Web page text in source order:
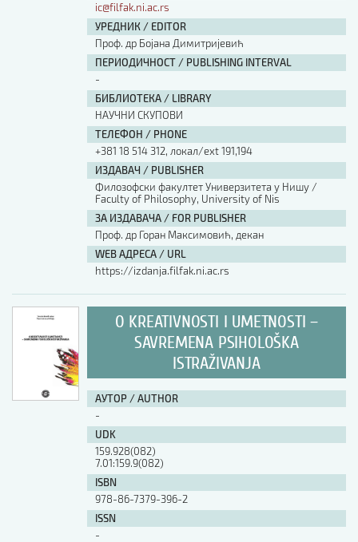
ПРЕТРАГА ИЗДАЊА
Наслов или део наслова
АУТОР / AUTHOR
ic@filfak.ni.ac.rs
УРЕДНИК / EDITOR
Проф. др Бојана Димитријевић
ПЕРИОДИЧНОСТ / PUBLISHING INTERVAL
-
БИБЛИОТЕКА / LIBRARY
НАУЧНИ СКУПОВИ
ТЕЛЕФОН / PHONE
+381 18 514 312, локал/ext 191,194
ИЗДАВАЧ / PUBLISHER
Филозофски факултет Универзитета у Нишу /
Faculty of Philosophy, University of Nis
ЗА ИЗДАВАЧА / FOR PUBLISHER
Проф. др Горан Максимовић, декан
WEB АДРЕСА / URL
https://izdanja.filfak.ni.ac.rs
O KREATIVNOSTI I UMETNOSTI –
SAVREMENA PSIHOLOŠKA
ISTRAŽIVANJA
АУТОР / AUTHOR
-
UDK
159.928(082)
7.01:159.9(082)
ISBN
978-86-7379-396-2
ISSN
-